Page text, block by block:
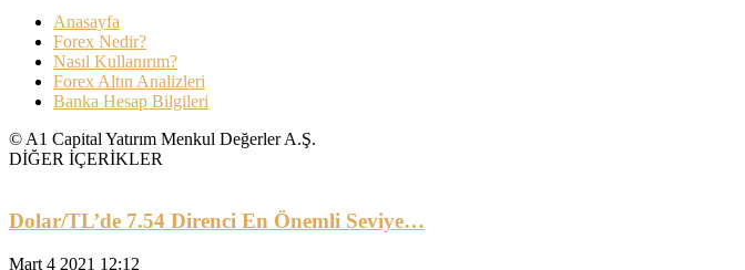
Anasayfa
Forex Nedir?
Nasıl Kullanırım?
Forex Altın Analizleri
Banka Hesap Bilgileri
© A1 Capital Yatırım Menkul Değerler A.Ş.
DİĞER İÇERİKLER
Dolar/TL’de 7.54 Direnci En Önemli Seviye…
Mart 4 2021 12:12